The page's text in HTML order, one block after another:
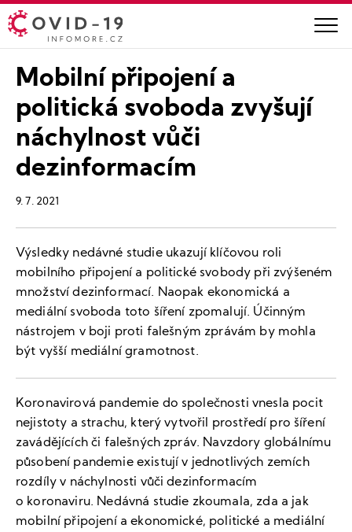
Mobilní připojení a
politická svoboda zvyšují
náchylnost vůči
dezinformacím
9. 7. 2021
Výsledky nedávné studie ukazují klíčovou roli
mobilního připojení a politické svobody při zvýšeném
množství dezinformací. Naopak ekonomická a
mediální svoboda toto šíření zpomalují. Účinným
nástrojem v boji proti falešným zprávám by mohla
být vyšší mediální gramotnost.
Koronavirová pandemie do společnosti vnesla pocit
nejistoty a strachu, který vytvořil prostředí pro šíření
zavádějících či falešných zpráv. Navzdory globálnímu
působení pandemie existují v jednotlivých zemích
rozdíly v náchylnosti vůči dezinformacím
o koronaviru. Nedávná studie zkoumala, zda a jak
mobilní připojení a ekonomické, politické a mediální